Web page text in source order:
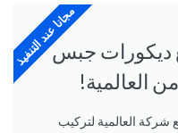
جبس
العالمية لتركيب
مجانا عند التنفيذ